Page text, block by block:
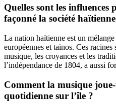
Quelles sont les
façonné la société
La nation haïtienne est un
européennes et taïnos. Ces
musique, les croyances et les
l’indépendance de 1804, a aussi
Comment la musique
quotidienne sur l’île ?